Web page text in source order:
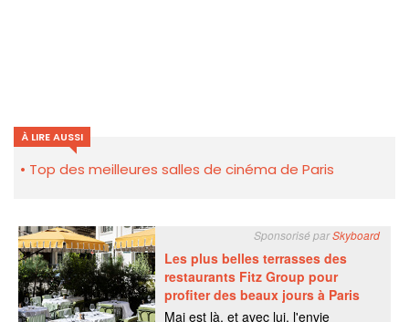
À LIRE AUSSI
Top des meilleures salles de cinéma de Paris